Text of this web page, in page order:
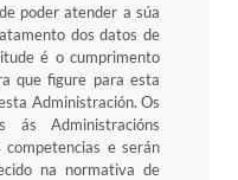
poder atender a súa
dos datos de
é o cumprimento
que figure para esta
Administración. Os
ás Administracións
competencias e serán
na normativa de